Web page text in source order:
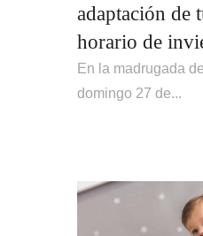
adaptación de
horario de
En la madrugada
domingo 27 de...